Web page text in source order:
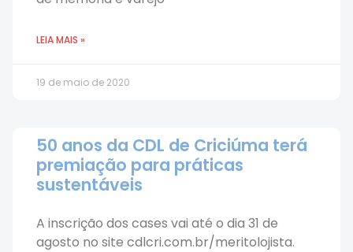
LEIA MAIS »
19 de maio de 2020
50 anos da CDL de Criciúma terá
premiação para práticas
sustentáveis
A inscrição dos cases vai até o dia 31 de
agosto no site cdlcri.com.br/meritolojista.